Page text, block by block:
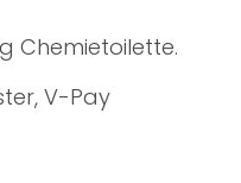
Chemietoilette.
V-Pay